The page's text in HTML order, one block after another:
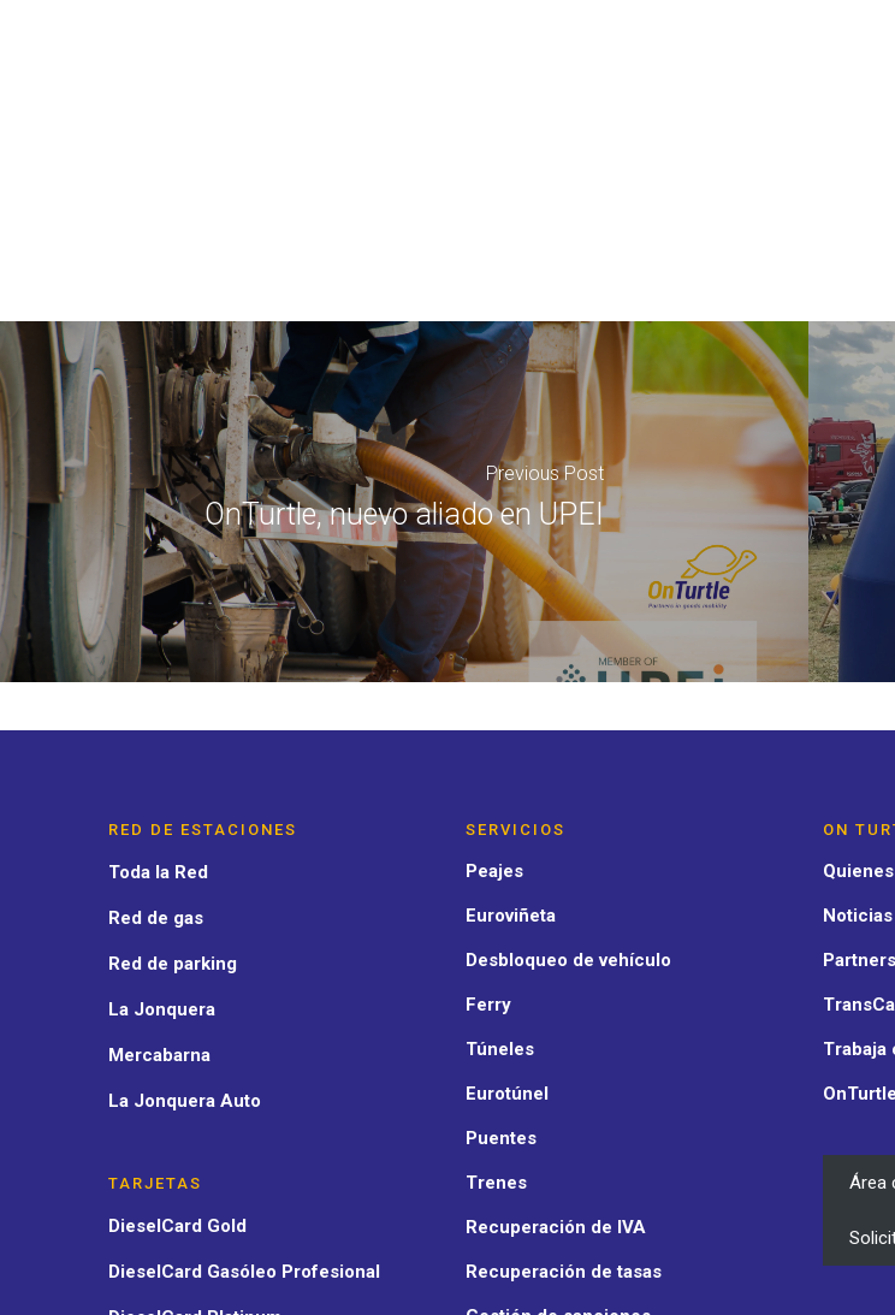
Previous Post
OnTurtle, nuevo aliado en UPEI
RED DE ESTACIONES
Toda la Red
Red de gas
Red de parking
La Jonquera
Mercabarna
La Jonquera Auto
TARJETAS
DieselCard Gold
DieselCard Gasóleo Profesional
SERVICIOS
Peajes
Euroviñeta
Desbloqueo de vehículo
Ferry
Túneles
Eurotúnel
Puentes
Trenes
Recuperación de IVA
Recuperación de tasas
ON
Noticias
Partners
Trabaja
Área